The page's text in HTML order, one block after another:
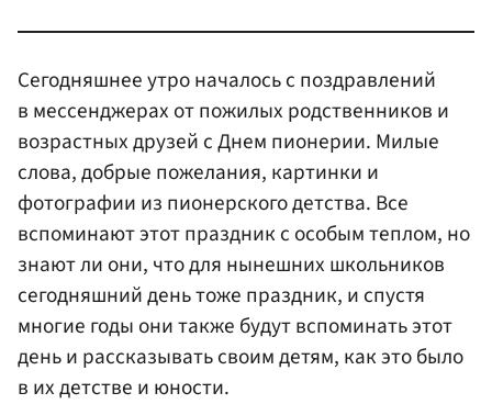
Сегодняшнее утро началось с поздравлений
в мессенджерах от пожилых родственников и
возрастных друзей с Днем пионерии. Милые
слова, добрые пожелания, картинки и
фотографии из пионерского детства. Все
вспоминают этот праздник с особым теплом, но
знают ли они, что для нынешних школьников
сегодняшний день тоже праздник, и спустя
многие годы они также будут вспоминать этот
день и рассказывать своим детям, как это было
в их детстве и юности.